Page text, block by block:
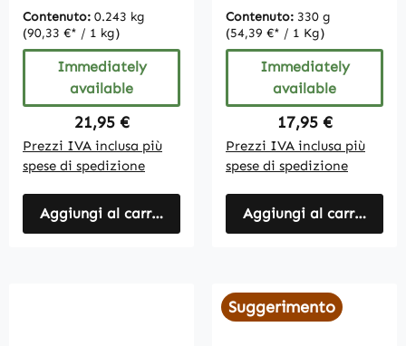
Vitamintrend
Contenuto: 0.243 kg
(90,33 €* / 1 kg)
Immediately
available
Regular price:
21,95 €
Prezzi IVA inclusa più
spese di spedizione
Aggiungi al carrello
Contenuto: 330 g
(54,39 €* / 1 Kg)
Immediately
available
Regular price:
17,95 €
Prezzi IVA inclusa più
spese di spedizione
Aggiungi al carrello
Suggerimento